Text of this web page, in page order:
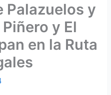
Palazuelos y
y El
en la Ruta